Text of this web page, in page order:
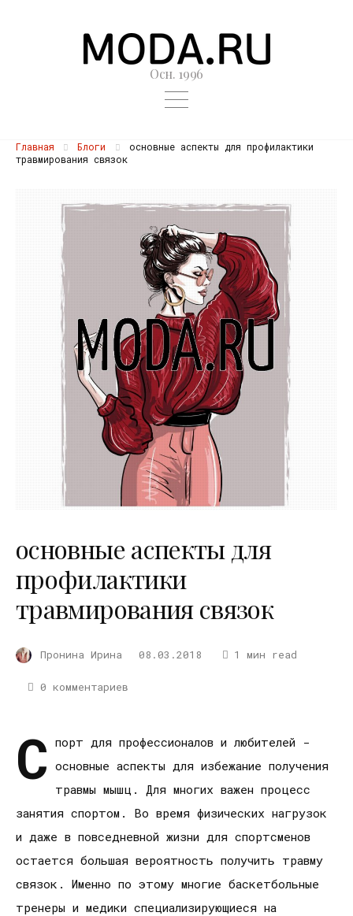
Осн. 1996
Главная Блоги
основные аспекты для профилактики
травмирования связок
основные аспекты для
профилактики
травмирования связок
Пронина Ирина 08.03.2018 1 мин read
0 комментариев
С порт для профессионалов и любителей -
основные аспекты для избежание получения
травмы мышц. Для многих важен процесс
занятия спортом. Во время физических нагрузок
и даже в повседневной жизни для спортсменов
остается большая вероятность получить травму
связок. Именно по этому многие баскетбольные
тренеры и медики специализирующиеся на